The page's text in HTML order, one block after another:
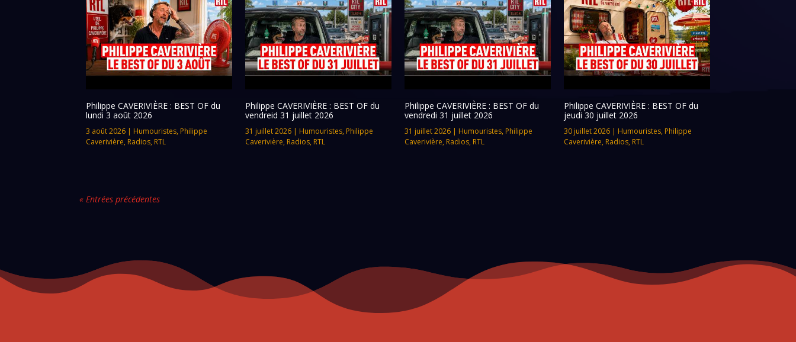
Philippe CAVERIVIÈRE : BEST OF du
lundi 3 août 2026
3 août 2026 | Humouristes, Philippe
Caverivière, Radios, RTL
Philippe CAVERIVIÈRE : BEST OF du
vendreid 31 juillet 2026
31 juillet 2026| Humouristes, Philippe
Caverivière, Radios, RTL
Philippe CAVERIVIÈRE : BEST OF du
vendredi 31 juillet 2026
31 juillet 2026| Humouristes, Philippe
Caverivière, Radios, RTL
Philippe CAVERIVIÈRE : BEST OF du
jeudi 30 juillet 2026
30 juillet 2026| Humouristes, Philippe
Caverivière, Radios, RTL
« Entrées précédentes